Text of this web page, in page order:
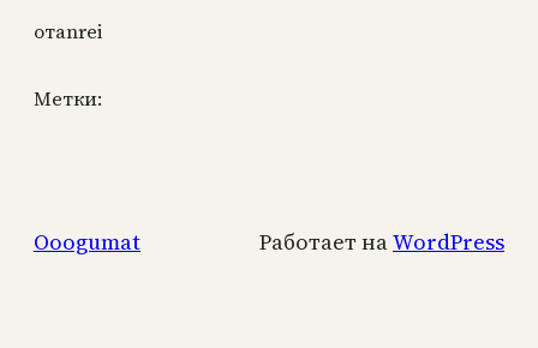
отanrei
Метки:
Ooogumat Работает наWordPress